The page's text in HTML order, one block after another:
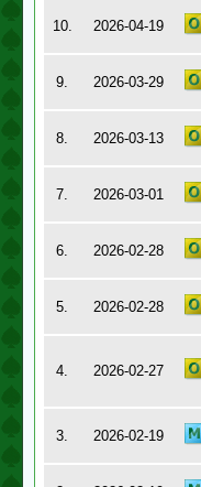
10. 2026-04-19
9. 2026-03-29
8. 2026-03-13
7. 2026-03-01
6. 2026-02-28
5. 2026-02-28
4. 2026-02-27
3. 2026-02-19